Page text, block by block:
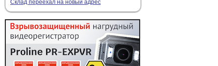
Склад переехал на новый адрес